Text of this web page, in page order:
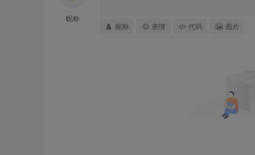
昵称
昵称 表情 代码 图片